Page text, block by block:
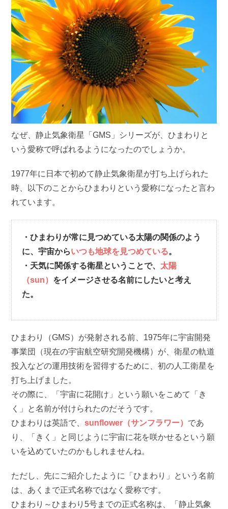
なぜ、静止気象衛星「GMS」シリーズが、ひまわりと
いう愛称で呼ばれるようになったのでしょうか。
1977年に日本で初めて静止気象衛星が打ち上げられた
時、以下のことからひまわりという愛称になったと言わ
れています。
・ひまわりが常に見つめている太陽の関係のよう
に、宇宙からいつも地球を見つめている。
・天気に関係する衛星ということで、 太陽
（sun） をイメージさせる名前にしたいと考え
た。
ひまわり（GMS）が発射される前、1975年に宇宙開発
事業団（現在の宇宙航空研究開発機構）が、衛星の軌道
投入などの運用技術を習得するために、初の人工衛星を
打ち上げました。
その際に、「宇宙に花開け」という願いをこめて「き
く」と名前が付けられたのだそうです。
ひまわりは英語で、sunflower（サンフラワー） であ
り、「きく」と同じように宇宙に花を咲かせるという願
いを込めていたのかもしれませんね。
ただし、先にご紹介したように「ひまわり」という名前
は、あくまで正式名称ではなく愛称です。
ひまわり～ひまわり5号までの正式名称は、「静止気象